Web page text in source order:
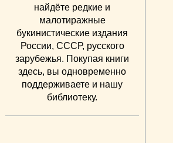
найдёте редкие и
малотиражные
букинистические издания
России, СССР, русского
зарубежья. Покупая книги
здесь, вы одновременно
поддерживаете и нашу
библиотеку.